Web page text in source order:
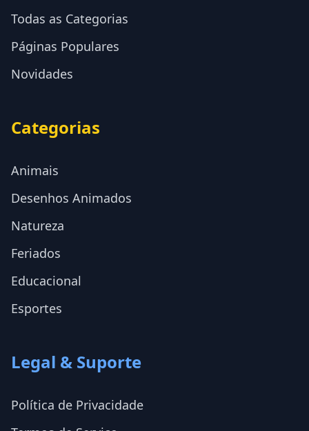
Todas as Categorias
Páginas Populares
Novidades
Categorias
Animais
Desenhos Animados
Natureza
Feriados
Educacional
Esportes
Legal & Suporte
Política de Privacidade